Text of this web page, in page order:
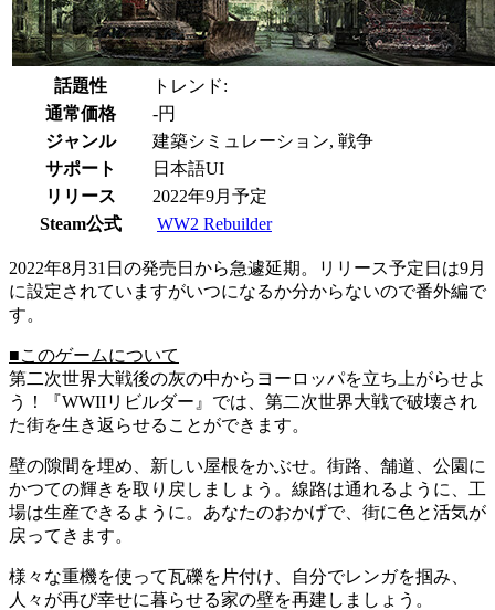
話題性
トレンド:
通常価格
-円
ジャンル
建築シミュレーション, 戦争
サポート
日本語UI
リリース
2022年9月予定
Steam公式
WW2 Rebuilder
2022年8月31日の発売日から急遽延期。リリース予定日は9月
に設定されていますがいつになるか分からないので番外編で
す。
■このゲームについて
第二次世界大戦後の灰の中からヨーロッパを立ち上がらせよ
う！『WWIIリビルダー』では、第二次世界大戦で破壊され
た街を生き返らせることができます。
壁の隙間を埋め、新しい屋根をかぶせ。街路、舗道、公園に
かつての輝きを取り戻しましょう。線路は通れるように、工
場は生産できるように。あなたのおかげで、街に色と活気が
戻ってきます。
様々な重機を使って瓦礫を片付け、自分でレンガを掴み、
人々が再び幸せに暮らせる家の壁を再建しましょう。